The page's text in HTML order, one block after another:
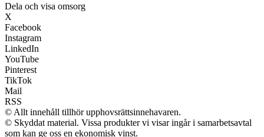
Dela och visa omsorg
X
Facebook
Instagram
LinkedIn
YouTube
Pinterest
TikTok
Mail
RSS
© Allt innehåll tillhör upphovsrättsinnehavaren.
© Skyddat material. Vissa produkter vi visar ingår i samarbetsavtal
som kan ge oss en ekonomisk vinst.